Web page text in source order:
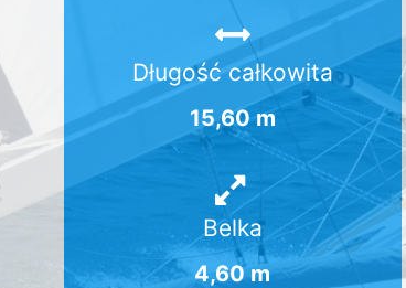
Długość całkowita
15,60 m
Belka
4,60 m